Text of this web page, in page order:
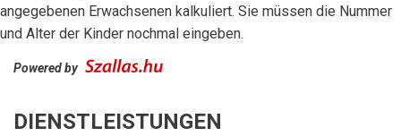
angegebenen Erwachsenen kalkuliert. Sie müssen die Nummer
und Alter der Kinder nochmal eingeben.
Powered by
DIENSTLEISTUNGEN